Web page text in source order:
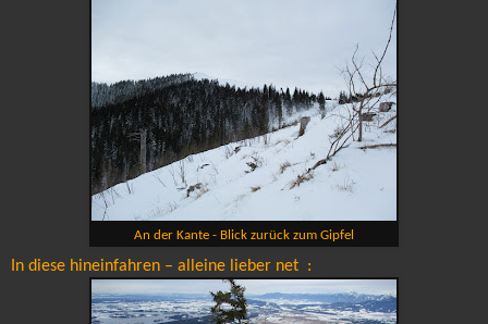
An der Kante - Blick zurück zum Gipfel
In diese hineinfahren – alleine lieber net :